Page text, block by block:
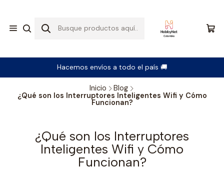
Hacemos envíos a todo el país 🚚
Inicio
Blog
¿Qué son los Interruptores Inteligentes Wifi y Cómo
Funcionan?
¿Qué son los Interruptores
Inteligentes Wifi y Cómo
Funcionan?